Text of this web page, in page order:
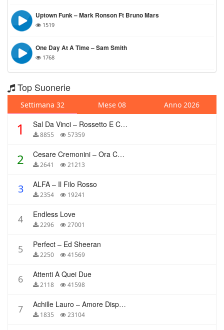
Uptown Funk – Mark Ronson Ft Bruno Mars
1519
One Day At A Time – Sam Smith
1768
Top Suonerie
Settimana 32 Mese 08 Anno 2026
1 Sal Da Vinci – Rossetto E Caffè
8855 57359
2 Cesare Cremonini – Ora Che Non Ho Più Te
2641 21213
3 ALFA – Il Filo Rosso
2354 19241
4 Endless Love
2296 27001
5 Perfect – Ed Sheeran
2250 41569
6 Attenti A Quei Due
2118 41598
7 Achille Lauro – Amore Disperato
1835 23104